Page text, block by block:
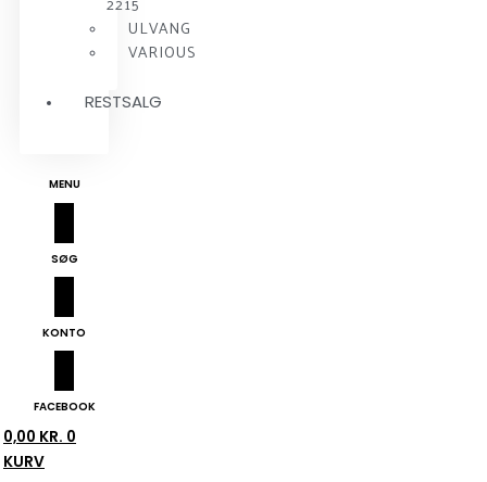
ULVANG
VARIOUS
RESTSALG
MENU
SØG
KONTO
FACEBOOK
0,00 KR. 0
KURV